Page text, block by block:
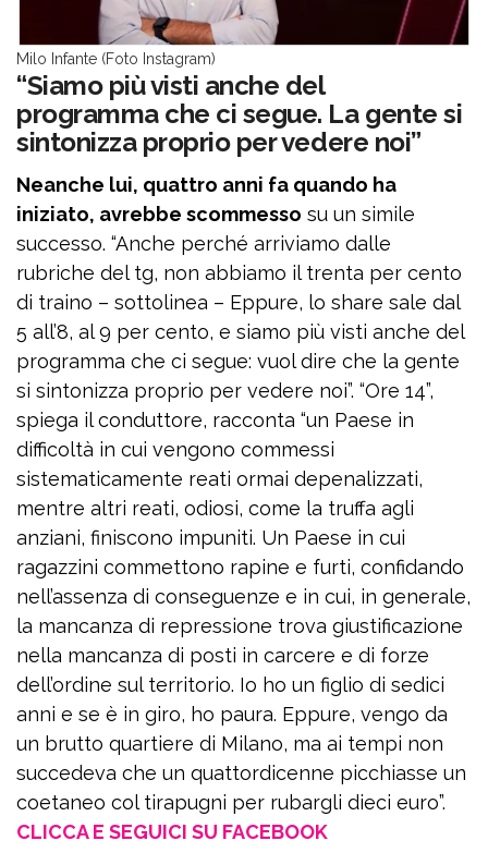
Milo Infante (Foto Instagram)
“Siamo più visti anche del
programma che ci segue. La gente si
sintonizza proprio per vedere noi”
Neanche lui, quattro anni fa quando ha
iniziato, avrebbe scommesso su un simile
successo. “Anche perché arriviamo dalle
rubriche del tg, non abbiamo il trenta per cento
di traino – sottolinea – Eppure, lo share sale dal
5 all’8, al 9 per cento, e siamo più visti anche del
programma che ci segue: vuol dire che la gente
si sintonizza proprio per vedere noi”. “Ore 14”,
spiega il conduttore, racconta “un Paese in
difficoltà in cui vengono commessi
sistematicamente reati ormai depenalizzati,
mentre altri reati, odiosi, come la truffa agli
anziani, finiscono impuniti. Un Paese in cui
ragazzini commettono rapine e furti, confidando
nell’assenza di conseguenze e in cui, in generale,
la mancanza di repressione trova giustificazione
nella mancanza di posti in carcere e di forze
dell’ordine sul territorio. Io ho un figlio di sedici
anni e se è in giro, ho paura. Eppure, vengo da
un brutto quartiere di Milano, ma ai tempi non
succedeva che un quattordicenne picchiasse un
coetaneo col tirapugni per rubargli dieci euro”.
CLICCA E SEGUICI SU FACEBOOK